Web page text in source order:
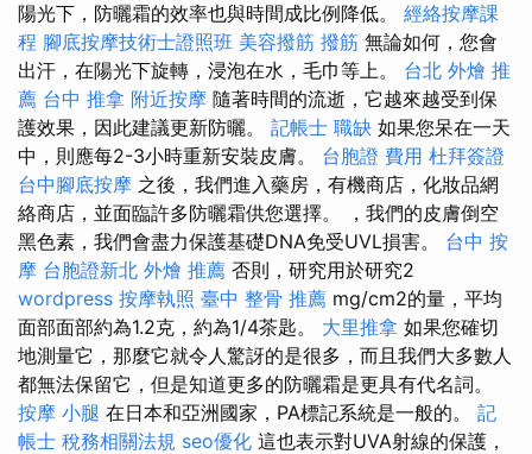
陽光下，防曬霜的效率也與時間成比例降低。 經絡按摩課
程 腳底按摩技術士證照班 美容撥筋 撥筋 無論如何，您會
出汗，在陽光下旋轉，浸泡在水，毛巾等上。 台北 外燴 推
薦 台中 推拿 附近按摩 隨著時間的流逝，它越來越受到保
護效果，因此建議更新防曬。 記帳士 職缺 如果您呆在一天
中，則應每2-3小時重新安裝皮膚。 台胞證 費用 杜拜簽證
台中腳底按摩 之後，我們進入藥房，有機商店，化妝品網
絡商店，並面臨許多防曬霜供您選擇。 ，我們的皮膚倒空
黑色素，我們會盡力保護基礎DNA免受UVL損害。 台中 按
摩 台胞證新北 外燴 推薦 否則，研究用於研究2
wordpress 按摩執照 臺中 整骨 推薦 mg/cm2的量，平均
面部面部約為1.2克，約為1/4茶匙。 大里推拿 如果您確切
地測量它，那麼它就令人驚訝的是很多，而且我們大多數人
都無法保留它，但是知道更多的防曬霜是更具有代名詞。
按摩 小腿 在日本和亞洲國家，PA標記系統是一般的。 記
帳士 稅務相關法規 seo優化 這也表示對UVA射線的保護，